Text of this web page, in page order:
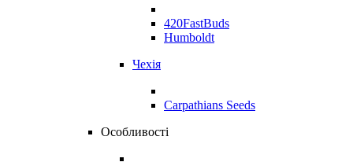
420FastBuds
Humboldt
Чехія
Carpathians Seeds
Особливості